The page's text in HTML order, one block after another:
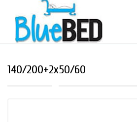
140/200+2x50/60